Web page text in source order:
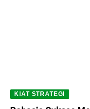
KIAT STRATEGI